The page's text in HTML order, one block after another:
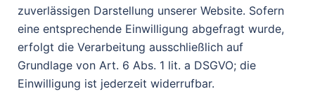
zuverlässigen Darstellung unserer Website. Sofern
eine entsprechende Einwilligung abgefragt wurde,
erfolgt die Verarbeitung ausschließlich auf
Grundlage von Art. 6 Abs. 1 lit. a DSGVO; die
Einwilligung ist jederzeit widerrufbar.